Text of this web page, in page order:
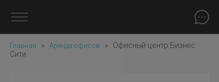
Главная » Аренда офисов »
Офисный центр Бизнес
Сити